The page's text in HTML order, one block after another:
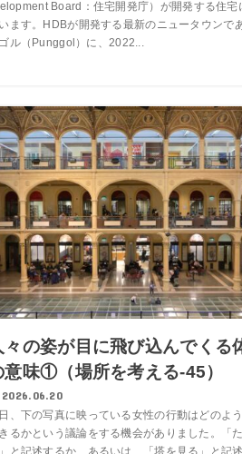
Board：住宅開発庁）が開発する住宅
ます。HDBが開発する最新のニュータウンで
ル（Punggol）に、2022...
々の姿が目に飛び込んでくる
意味①（場所を考える-45）
2026.06.20
、下の写真に映っている女性の行動はどのよ
るかという議論をする機会がありました。「
と記述するか、あるいは、「塔を見る」と記